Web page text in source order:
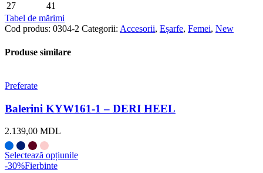
27
41
Tabel de mărimi
Cod produs: 0304-2 Categorii: Accesorii, Eșarfe, Femei, New
Produse similare
Preferate
Balerini KYW161-1 – DERI HEEL
2.139,00 MDL
Selectează opțiunile
-30%Fierbinte